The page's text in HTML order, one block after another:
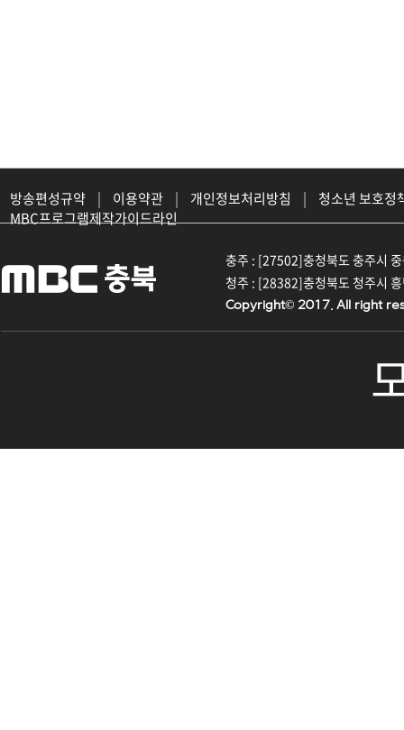
방송편성규약 | 이용약관 | 개인정보처리방침 |
청소년 보호정
MBC프로그램제작가이드라인
충주 : [27502]충청북도 충주시
청주 : [28382]충청북도 청주시
Copyright© 2017. All right